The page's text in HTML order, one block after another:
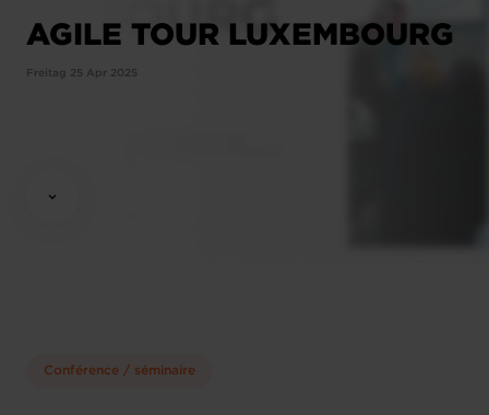
AGILE TOUR LUXEMBOURG
Freitag 25 Apr 2025
Conférence / séminaire